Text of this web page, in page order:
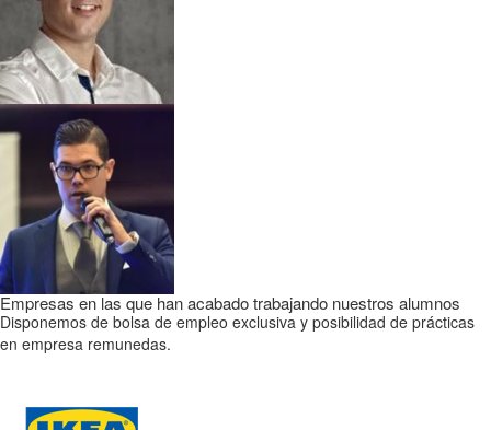
Empresas en las que han acabado trabajando nuestros alumnos
Disponemos de bolsa de empleo exclusiva y posibilidad de prácticas
en empresa remunedas.